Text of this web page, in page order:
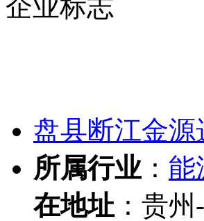
盘县断江金
所属行业： 能
在地址 ：贵